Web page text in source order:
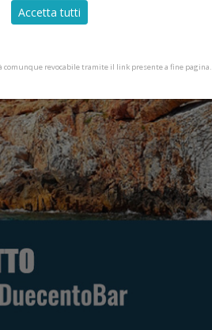
Accetta tutti
comunque revocabile tramite il link presente a fine pagina.